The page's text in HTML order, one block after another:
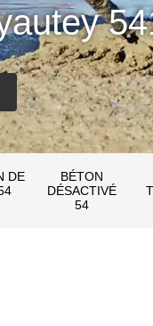
DE
BÉTON
DÉSACTIVÉ
54